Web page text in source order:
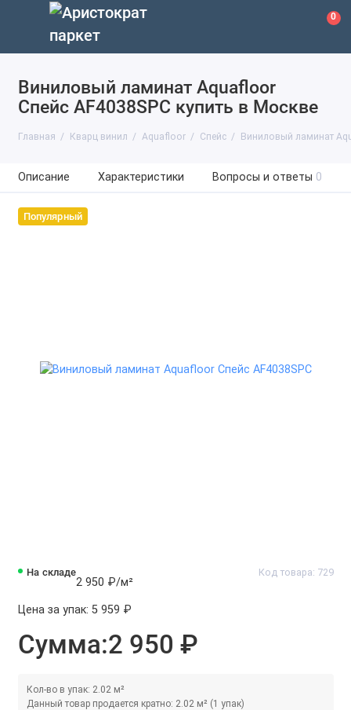
0
Виниловый ламинат Aquafloor
Спейс AF4038SPC купить в Москве
Главная Кварц винил Aquafloor Спейс Виниловый ламинат
Описание Характеристики Вопросы и ответы 0
Популярный
На складе Код товара: 729
2 950 ₽/м²
Цена за упак: 5 959 ₽
Сумма:2 950 ₽
Кол-во в упак: 2.02 м²
Данный товар продается кратно: 2.02 м² (1 упак)